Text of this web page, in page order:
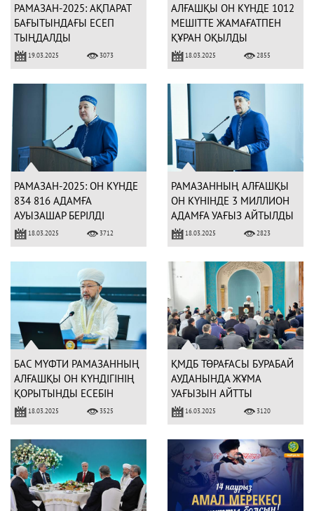
РАМАЗАН-2025: АҚПАРАТ
БАҒЫТЫНДАҒЫ ЕСЕП
ТЫҢДАЛДЫ
19.03.2025 3073
АЛҒАШҚЫ ОН КҮНДЕ 1012
МЕШІТТЕ ЖАМАҒАТПЕН
ҚҰРАН ОҚЫЛДЫ
18.03.2025 2855
РАМАЗАН-2025: ОН КҮНДЕ
834 816 АДАМҒА
АУЫЗАШАР БЕРІЛДІ
18.03.2025 3712
РАМАЗАННЫҢ АЛҒАШҚЫ
ОН КҮНІНДЕ 3 МИЛЛИОН
АДАМҒА УАҒЫЗ АЙТЫЛДЫ
18.03.2025 2823
БАС МҮФТИ РАМАЗАННЫҢ
АЛҒАШҚЫ ОН КҮНДІГІНІҢ
ҚОРЫТЫНДЫ ЕСЕБІН
ТЫҢДАДЫ
18.03.2025 3525
ҚМДБ ТӨРАҒАСЫ БУРАБАЙ
АУДАНЫНДА ЖҰМА
УАҒЫЗЫН АЙТТЫ
16.03.2025 3120